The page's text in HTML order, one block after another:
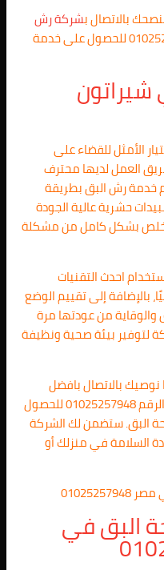
بالاتصال بشركة رش
على الرقم 01025257948 للحصول على خدمة
الأمثل للقضاء على
العمل لديها محترف
خدمة رش البق بطريقة
حشرية عالية الجودة
للتخلص بشكل كامل من مشكلة
احدث التقنيات
بالإضافة إلى تقييم الوضع
من عودتها مرة
لتوفير بيئة صحية ونظيفة
بالاتصال بافضل
شركة رش حشرات في شيراتون على الرقم 01025257948 للحصول
البق. ستضمن لك الشركة
السلامة في منزلك أو
البق في